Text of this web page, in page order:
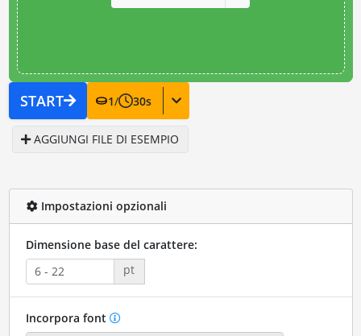
START 1/ 30s
AGGIUNGI FILE DI ESEMPIO
Impostazioni opzionali
Dimensione base del carattere:
pt
Incorpora font